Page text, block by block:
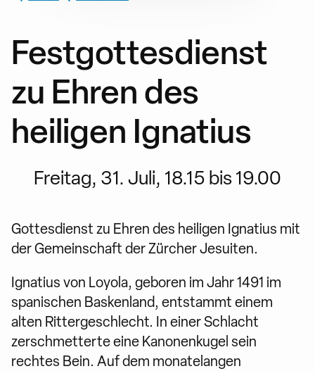
Festgottesdienst
zu Ehren des
heiligen Ignatius
Freitag, 31. Juli, 18.15 bis 19.00
Gottesdienst zu Ehren des heiligen Ignatius mit
der Gemeinschaft der Zürcher Jesuiten.
Ignatius von Loyola, geboren im Jahr 1491 im
spanischen Baskenland, entstammt einem
alten Rittergeschlecht. In einer Schlacht
zerschmetterte eine Kanonenkugel sein
rechtes Bein. Auf dem monatelangen